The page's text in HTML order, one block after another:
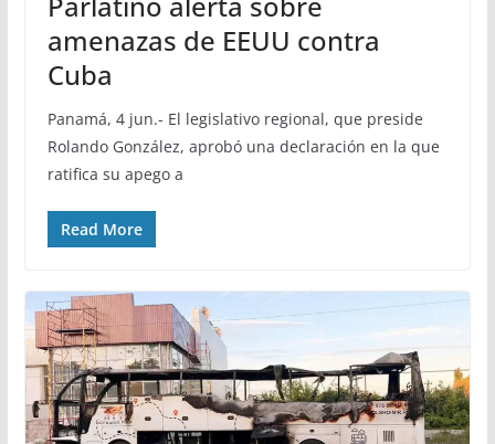
amenazas de EEUU contra
Cuba
Panamá, 4 jun.- El legislativo regional, que preside
Rolando González, aprobó una declaración en la que
ratifica su apego a
Read More